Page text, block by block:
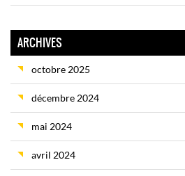
ARCHIVES
octobre 2025
décembre 2024
mai 2024
avril 2024